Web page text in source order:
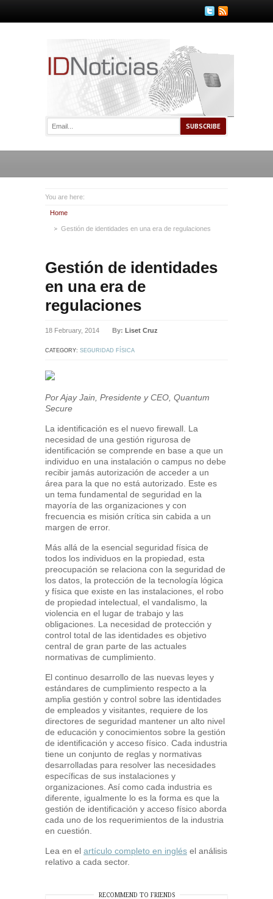
You are here:
Home
Gestión de identidades en una era de regulaciones
Gestión de identidades
en una era de
regulaciones
18 February, 2014 By: Liset Cruz
CATEGORY: SEGURIDAD FÍSICA
Por Ajay Jain, Presidente y CEO, Quantum
Secure
La identificación es el nuevo firewall. La
necesidad de una gestión rigurosa de
identificación se comprende en base a que un
individuo en una instalación o campus no debe
recibir jamás autorización de acceder a un
área para la que no está autorizado. Este es
un tema fundamental de seguridad en la
mayoría de las organizaciones y con
frecuencia es misión crítica sin cabida a un
margen de error.
Más allá de la esencial seguridad física de
todos los individuos en la propiedad, esta
preocupación se relaciona con la seguridad de
los datos, la protección de la tecnología lógica
y física que existe en las instalaciones, el robo
de propiedad intelectual, el vandalismo, la
violencia en el lugar de trabajo y las
obligaciones. La necesidad de protección y
control total de las identidades es objetivo
central de gran parte de las actuales
normativas de cumplimiento.
El continuo desarrollo de las nuevas leyes y
estándares de cumplimiento respecto a la
amplia gestión y control sobre las identidades
de empleados y visitantes, requiere de los
directores de seguridad mantener un alto nivel
de educación y conocimientos sobre la gestión
de identificación y acceso físico. Cada industria
tiene un conjunto de reglas y normativas
desarrolladas para resolver las necesidades
específicas de sus instalaciones y
organizaciones. Así como cada industria es
diferente, igualmente lo es la forma es que la
gestión de identificación y acceso físico aborda
cada uno de los requerimientos de la industria
en cuestión.
Lea en el artículo completo en inglés el análisis
relativo a cada sector.
RECOMMEND TO FRIENDS